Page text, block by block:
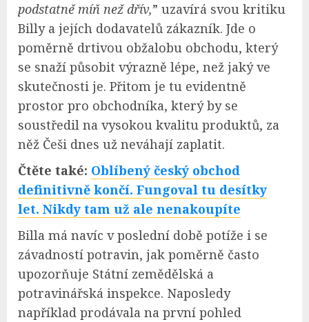
podstatně míň než dřív,” uzavírá svou kritiku
Billy a jejích dodavatelů zákazník. Jde o
poměrně drtivou obžalobu obchodu, který
se snaží působit výrazně lépe, než jaký ve
skutečnosti je. Přitom je tu evidentně
prostor pro obchodníka, který by se
soustředil na vysokou kvalitu produktů, za
něž Češi dnes už neváhají zaplatit.
Čtěte také: Oblíbený český obchod
definitivně končí. Fungoval tu desítky
let. Nikdy tam už ale nenakoupíte
Billa má navíc v poslední době potíže i se
závadností potravin, jak poměrně často
upozorňuje Státní zemědělská a
potravinářská inspekce. Naposledy
například prodávala na první pohled